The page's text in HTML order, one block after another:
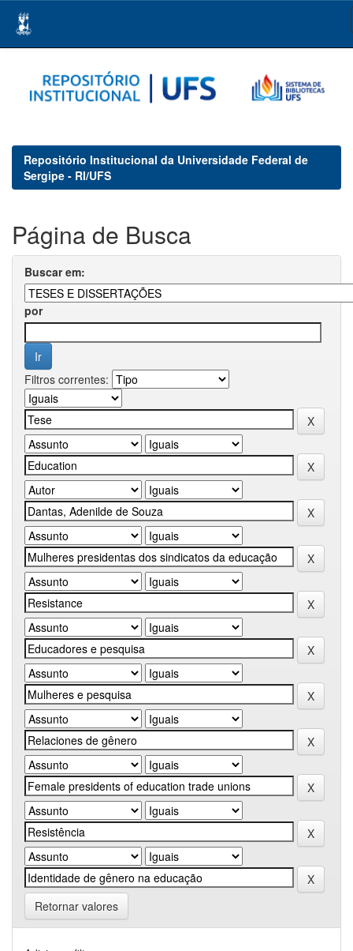
navigation
Repositório Institucional da Universidade Federal de
Sergipe - RI/UFS
Página de Busca
Buscar em:
por
Filtros correntes:
Retornar valores